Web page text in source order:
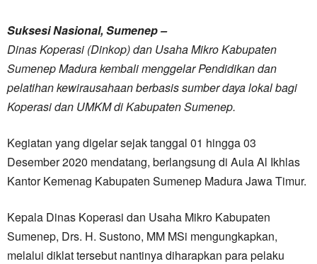
Suksesi Nasional, Sumenep –
Dinas Koperasi (Dinkop) dan Usaha Mikro Kabupaten
Sumenep Madura kembali menggelar Pendidikan dan
pelatihan kewirausahaan berbasis sumber daya lokal bagi
Koperasi dan UMKM di Kabupaten Sumenep.
Kegiatan yang digelar sejak tanggal 01 hingga 03
Desember 2020 mendatang, berlangsung di Aula Al Ikhlas
Kantor Kemenag Kabupaten Sumenep Madura Jawa Timur.
Kepala Dinas Koperasi dan Usaha Mikro Kabupaten
Sumenep, Drs. H. Sustono, MM MSi mengungkapkan,
melalui diklat tersebut nantinya diharapkan para pelaku